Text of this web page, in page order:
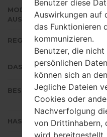
MODEM/CP
AUSFÜHRUNG
REGION
DAS LAND
BESCHREIBUNG
HASH
Benutzer diese
Auswirkungen auf
das Funktionieren
kommunizieren.
Benutzer, die
persönlichen
können sich an
Jegliche Dateien
Cookies oder
Nachverfolgung
von Drittinhabern,
wird